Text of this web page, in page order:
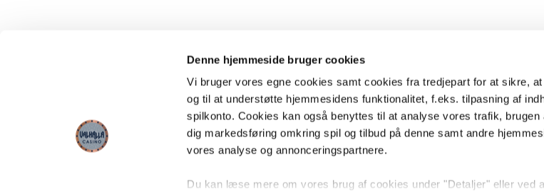
Denne hjemmeside bruger cookies
Vi bruger vores egne cookies samt cookies fra tredjepart for at sikre,
og til at understøtte hjemmesidens funktionalitet, f.eks. tilpasning af
spilkonto. Cookies kan også benyttes til at analyse vores trafik,
dig markedsføring omkring spil og tilbud på denne samt andre
vores analyse og annonceringspartnere.
Du kan læse mere om vores brug af cookies under "Detaljer" eller ved